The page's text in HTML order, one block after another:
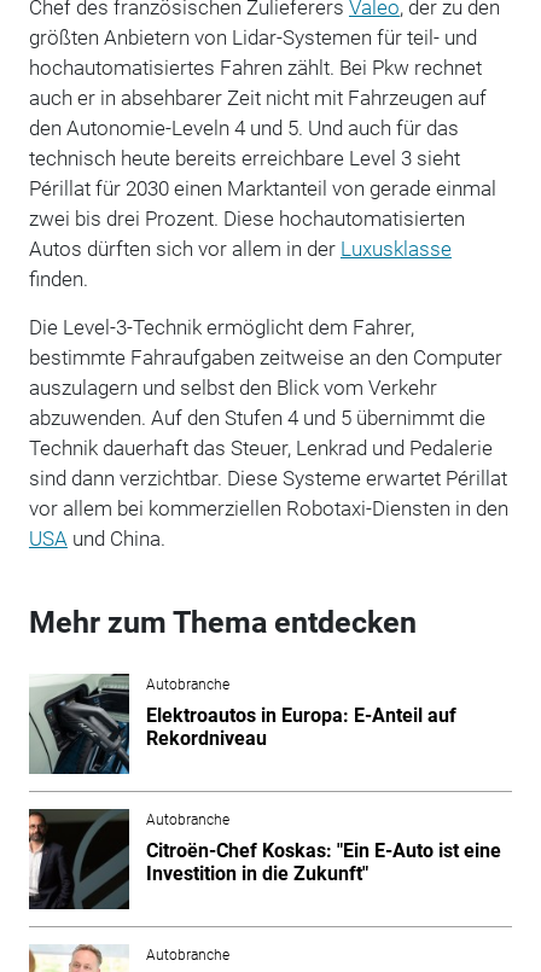
Chef des französischen Zulieferers Valeo, der zu den
größten Anbietern von Lidar-Systemen für teil- und
hochautomatisiertes Fahren zählt. Bei Pkw rechnet
auch er in absehbarer Zeit nicht mit Fahrzeugen auf
den Autonomie-Leveln 4 und 5. Und auch für das
technisch heute bereits erreichbare Level 3 sieht
Périllat für 2030 einen Marktanteil von gerade einmal
zwei bis drei Prozent. Diese hochautomatisierten
Autos dürften sich vor allem in der Luxusklasse
finden.
Die Level-3-Technik ermöglicht dem Fahrer,
bestimmte Fahraufgaben zeitweise an den Computer
auszulagern und selbst den Blick vom Verkehr
abzuwenden. Auf den Stufen 4 und 5 übernimmt die
Technik dauerhaft das Steuer, Lenkrad und Pedalerie
sind dann verzichtbar. Diese Systeme erwartet Périllat
vor allem bei kommerziellen Robotaxi-Diensten in den
USA und China.
Mehr zum Thema entdecken
Autobranche
Elektroautos in Europa: E-Anteil auf
Rekordniveau
Autobranche
Citroën-Chef Koskas: "Ein E-Auto ist eine
Investition in die Zukunft"
Autobranche